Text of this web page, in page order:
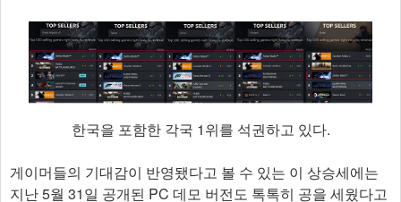
한국을 포함한 각국 1위를 석권하고 있다.
게이머들의 기대감이 반영됐다고 볼 수 있는 이 상승세에는
지난 5월 31일 공개된 PC 데모 버전도 톡톡히 공을 세웠다고